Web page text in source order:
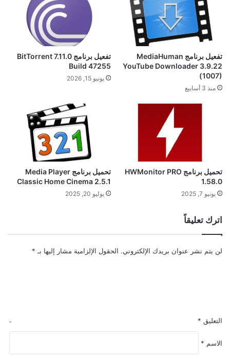
تفعيل برنامج MediaHuman
YouTube Downloader 3.9.22
(1007)
منذ 3 أسابيع
تفعيل برنامج BitTorrent 7.11.0
Build 47255
يونيو 15, 2026
تحميل برنامج HWMonitor PRO
1.58.0
يونيو 7, 2025
تحميل برنامج Media Player
Classic Home Cinema 2.5.1
يوليو 20, 2025
اترك تعليقاً
لن يتم نشر عنوان بريدك الإلكتروني. الحقول الإلزامية مشار إليها بـ *
التعليق *
الاسم *